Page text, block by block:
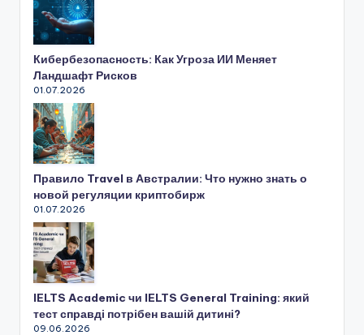
Кибербезопасность: Как Угроза ИИ Меняет
Ландшафт Рисков
01.07.2026
Правило Travel в Австралии: Что нужно знать о
новой регуляции криптобирж
01.07.2026
IELTS Academic чи IELTS General Training: який
тест справді потрібен вашій дитині?
09.06.2026